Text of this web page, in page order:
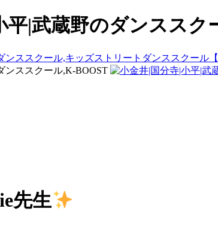
平|武蔵野のダンスス
先生